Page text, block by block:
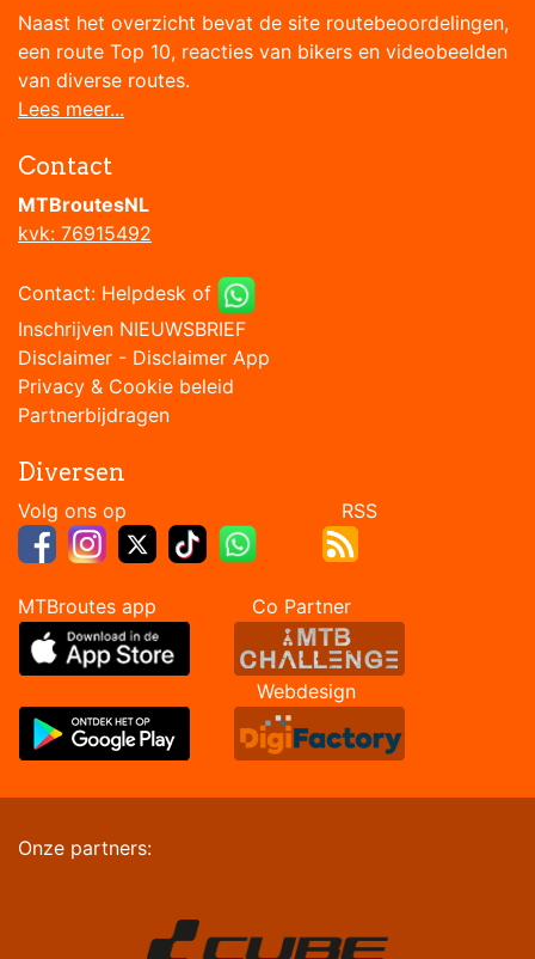
Naast het overzicht bevat de site routebeoordelingen,
een route Top 10, reacties van bikers en videobeelden
van diverse routes.
Lees meer...
Contact
MTBroutesNL
kvk: 76915492
Contact: Helpdesk of
Inschrijven NIEUWSBRIEF
Disclaimer - Disclaimer App
Privacy & Cookie beleid
Partnerbijdragen
Diversen
Volg ons op RSS
MTBroutes app Co Partner
Webdesign
Onze partners: